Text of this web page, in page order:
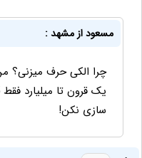
مسعود از مشهد :
چرا الکی حرف میزنی؟
سازی نکن!